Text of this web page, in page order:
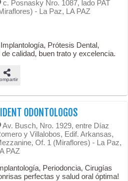
c. Posnasky Nro. 1087, lado PAT
- La Paz, LA PAZ
Prótesis Dental,
calidad, buen trato y excelencia.
ODONTOLOGOS
Av. Busch, Nro. 1929, entre Díaz
y Villalobos, Edif. Arkansas,
Of. 1 (Miraflores) - La Paz,
PAZ
Periodoncia, Cirugías
perfectas y salud oral óptima!